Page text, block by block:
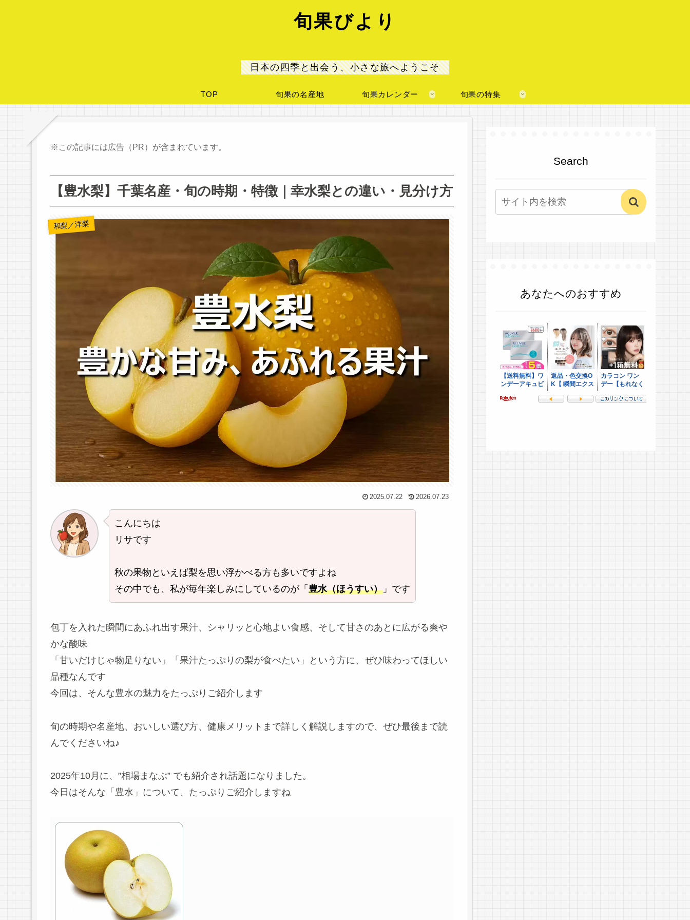
旬果びより
日本の四季と出会う、小さな旅へようこそ
TOP 旬果の名産地 旬果カレンダー 旬果の特集
※この記事には広告（PR）が含まれています。
【豊水梨】千葉名産・旬の時期・特徴｜幸水梨との違い・見分け方
和梨／洋梨
2025.07.22 2026.07.23
こんにちは
リサです
秋の果物といえば梨を思い浮かべる方も多いですよね
その中でも、私が毎年楽しみにしているのが「豊水（ほうすい） 」です
包丁を入れた瞬間にあふれ出す果汁、シャリッと心地よい食感、そして甘さのあとに広がる爽や
かな酸味
「甘いだけじゃ物足りない」「果汁たっぷりの梨が食べたい」という方に、ぜひ味わってほしい
品種なんです
今回は、そんな豊水の魅力をたっぷりご紹介します
旬の時期や名産地、おいしい選び方、健康メリットまで詳しく解説しますので、ぜひ最後まで読
んでくださいね♪
2025年10月に、”相場まなぶ” でも紹介され話題になりました。
今日はそんな「豊水」について、たっぷりご紹介しますね
Search
あなたへのおすすめ